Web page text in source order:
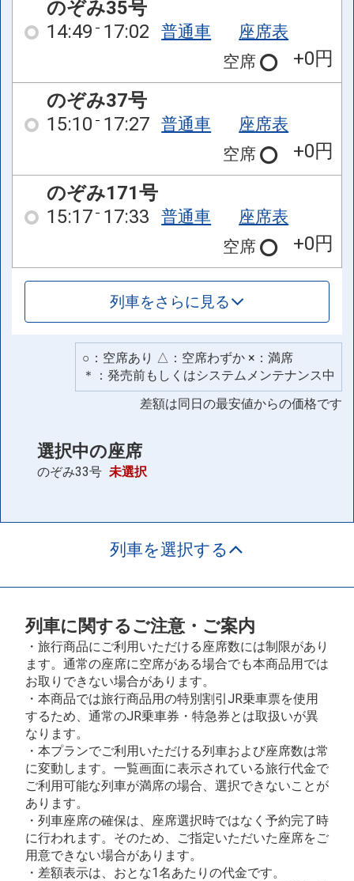
のぞみ35号
14:49 17:02 普通車
座席表
空席
+0円
のぞみ37号
15:10 17:27 普通車
座席表
空席
+0円
のぞみ171号
15:17 17:33 普通車
座席表
空席
+0円
列車をさらに見る
○：空席あり △：空席わずか ×：満席
＊：発売前もしくはシステムメンテナンス中
差額は同日の最安値からの価格です
選択中の座席
のぞみ33号 未選択
列車を選択する
列車に関するご注意・ご案内
・旅行商品にご利用いただける座席数には制限があり
ます。通常の座席に空席がある場合でも本商品用では
お取りできない場合があります。
・本商品では旅行商品用の特別割引JR乗車票を使用
するため、通常のJR乗車券・特急券とは取扱いが異
なります。
・本プランでご利用いただける列車および座席数は常
に変動します。一覧画面に表示されている旅行代金で
ご利用可能な列車が満席の場合、選択できないことが
あります。
・列車座席の確保は、座席選択時ではなく予約完了時
に行われます。そのため、ご指定いただいた座席をご
用意できない場合があります。
・差額表示は、おとな1名あたりの代金です。